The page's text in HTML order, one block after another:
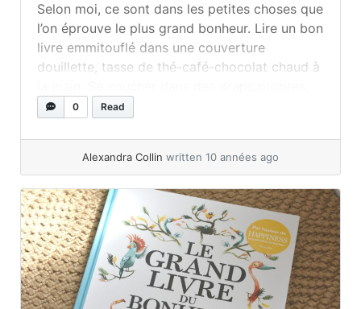
Selon moi, ce sont dans les petites choses que
l’on éprouve le plus grand bonheur. Lire un bon
livre emmitouflé dans une couverture
douillette, tasse de thé-café-chocolat chaud à
entendre une forte pluie marteler notre fenêtre
gâteau au... »read more
0 Read
Alexandra Collin written 10 années ago